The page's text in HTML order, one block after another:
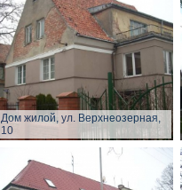
Дом жилой, ул. Верхнеозерная,
10